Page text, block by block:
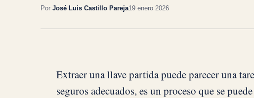
Por José Luis Castillo Pareja19 enero 2026
Extraer una llave partida puede parecer una
seguros adecuados, es un proceso que se